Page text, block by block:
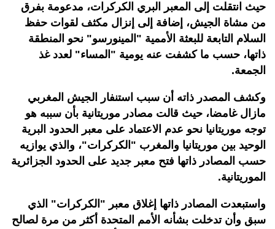
حيث انتقلت إلى المعبر البري الكركرات، مدعومة بفرق
من مشاة الجيش، إضافة إلى إنزال مكثف لقوات حفظ
السلام التابعة للبعثة الأممية "المينورسو" نحو المنطقة
ذاتها، حسب ما كشفت عنه يومية "المساء" لعدد غذ
الجمعة.
وكشف المصدر ذاته أن سبب استنفار الجيش المغربي
مازال غامضا، حيث قالت مصادر موريتانية بأن سببه هو
توجه موريتانيا نحو عدم الاعتماد على معبر الحدود البرية
الوحيد بين موريتانيا والمغرب "الكركرات"، والذي يوازيه
حسب المصادر ذاتها فتح معبر جديد على الحدود الجزائرية
الموريتانية.
واستبعدت المصادر ذاتها إغلاق معبر "الكركرات" الذي
سبق وأن تدخلت بشأنه الأمم المتحدة أكثر من مرة لصالح